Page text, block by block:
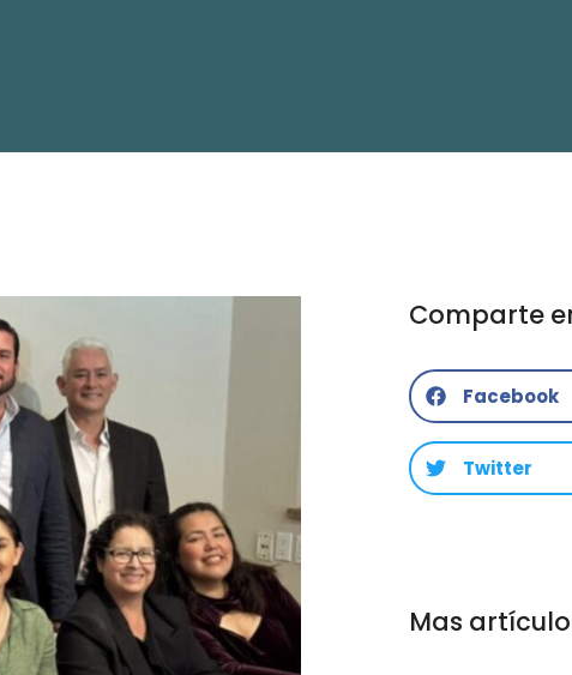
Comparte
Facebook
Twitter
Mas